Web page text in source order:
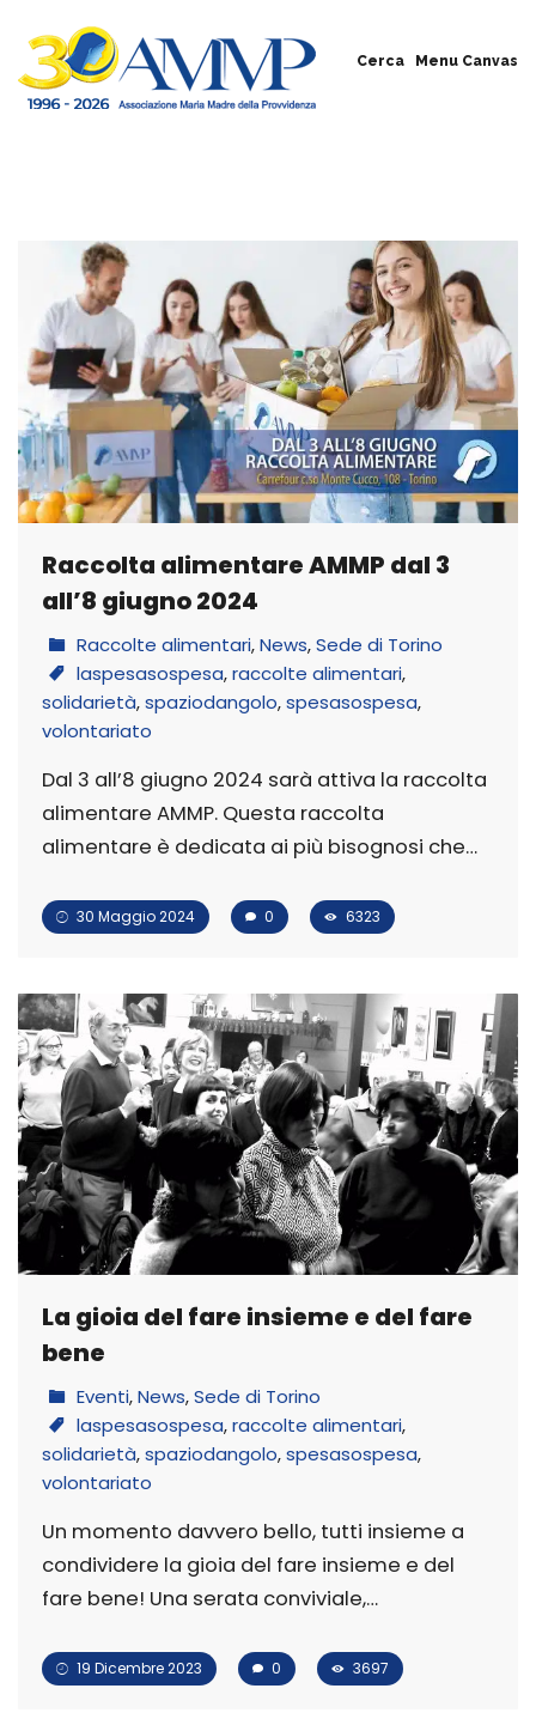
Cerca Menu Canvas
Raccolta alimentare AMMP dal 3
all’8 giugno 2024
Raccolte alimentari,News,Sede di Torino
laspesasospesa,raccolte alimentari,
solidarietà,spaziodangolo,spesasospesa,
volontariato
Dal 3 all’8 giugno 2024 sarà attiva la raccolta
alimentare AMMP. Questa raccolta
alimentare è dedicata ai più bisognosi che…
30 Maggio 2024 0 6323
La gioia del fare insieme e del fare
bene
Eventi,News,Sede di Torino
laspesasospesa,raccolte alimentari,
solidarietà,spaziodangolo,spesasospesa,
volontariato
Un momento davvero bello, tutti insieme a
condividere la gioia del fare insieme e del
fare bene! Una serata conviviale,…
19 Dicembre 2023 0 3697